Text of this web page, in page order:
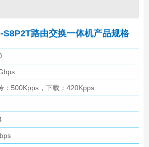
S8P2T路由交换一体机产品规格
：500Kpps，下载：420Kpps